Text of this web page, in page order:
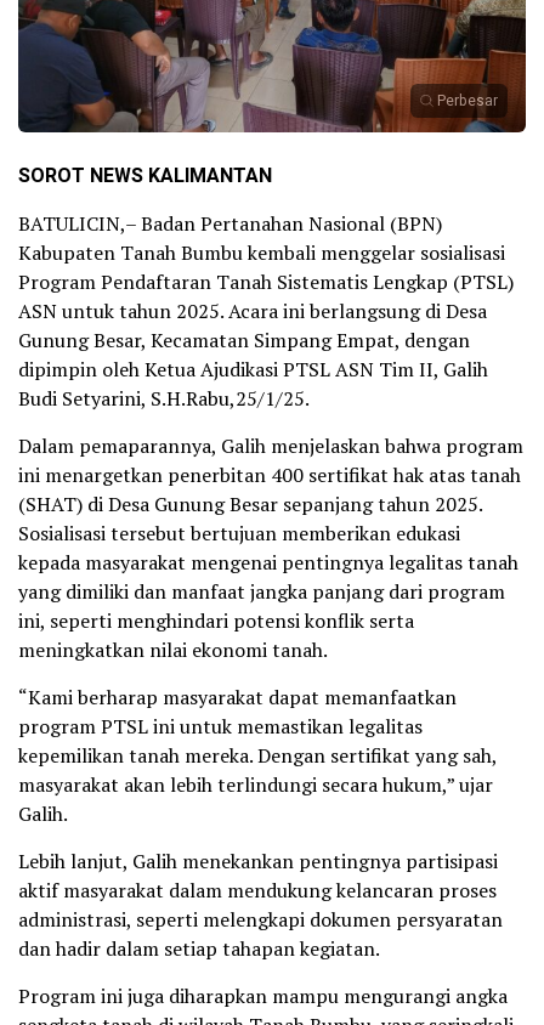
Perbesar
SOROT NEWS KALIMANTAN
BATULICIN,– Badan Pertanahan Nasional (BPN)
Kabupaten Tanah Bumbu kembali menggelar sosialisasi
Program Pendaftaran Tanah Sistematis Lengkap (PTSL)
ASN untuk tahun 2025. Acara ini berlangsung di Desa
Gunung Besar, Kecamatan Simpang Empat, dengan
dipimpin oleh Ketua Ajudikasi PTSL ASN Tim II, Galih
Budi Setyarini, S.H.Rabu,25/1/25.
Dalam pemaparannya, Galih menjelaskan bahwa program
ini menargetkan penerbitan 400 sertifikat hak atas tanah
(SHAT) di Desa Gunung Besar sepanjang tahun 2025.
Sosialisasi tersebut bertujuan memberikan edukasi
kepada masyarakat mengenai pentingnya legalitas tanah
yang dimiliki dan manfaat jangka panjang dari program
ini, seperti menghindari potensi konflik serta
meningkatkan nilai ekonomi tanah.
“Kami berharap masyarakat dapat memanfaatkan
program PTSL ini untuk memastikan legalitas
kepemilikan tanah mereka. Dengan sertifikat yang sah,
masyarakat akan lebih terlindungi secara hukum,” ujar
Galih.
Lebih lanjut, Galih menekankan pentingnya partisipasi
aktif masyarakat dalam mendukung kelancaran proses
administrasi, seperti melengkapi dokumen persyaratan
dan hadir dalam setiap tahapan kegiatan.
Program ini juga diharapkan mampu mengurangi angka